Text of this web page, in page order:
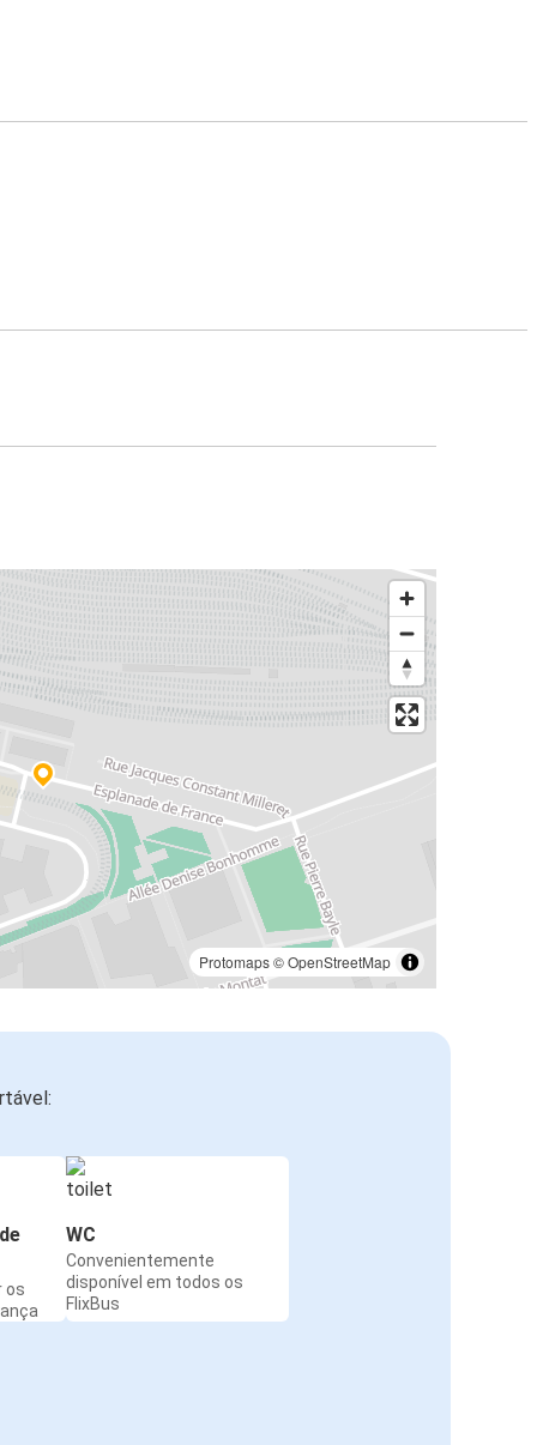
Protomaps©OpenStreetMap
os
WC
Convenientemente
disponível em todos os
FlixBus